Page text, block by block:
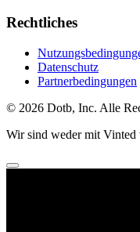
Rechtliches
Datenschutz
Partnerbedingungen
© 2026 Dotb, Inc. Alle
Wir sind weder mit